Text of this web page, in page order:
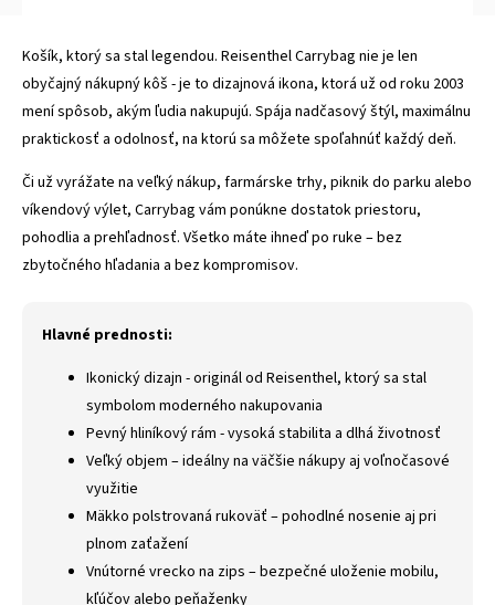
Košík, ktorý sa stal legendou. Reisenthel Carrybag nie je len
obyčajný nákupný kôš - je to dizajnová ikona, ktorá už od roku 2003
mení spôsob, akým ľudia nakupujú. Spája nadčasový štýl, maximálnu
praktickosť a odolnosť, na ktorú sa môžete spoľahnúť každý deň.
Či už vyrážate na veľký nákup, farmárske trhy, piknik do parku alebo
víkendový výlet, Carrybag vám ponúkne dostatok priestoru,
pohodlia a prehľadnosť. Všetko máte ihneď po ruke – bez
zbytočného hľadania a bez kompromisov.
Hlavné prednosti:
Ikonický dizajn - originál od Reisenthel, ktorý sa stal
symbolom moderného nakupovania
Pevný hliníkový rám - vysoká stabilita a dlhá životnosť
Veľký objem – ideálny na väčšie nákupy aj voľnočasové
využitie
Mäkko polstrovaná rukoväť – pohodlné nosenie aj pri
plnom zaťažení
Vnútorné vrecko na zips – bezpečné uloženie mobilu,
kľúčov alebo peňaženky